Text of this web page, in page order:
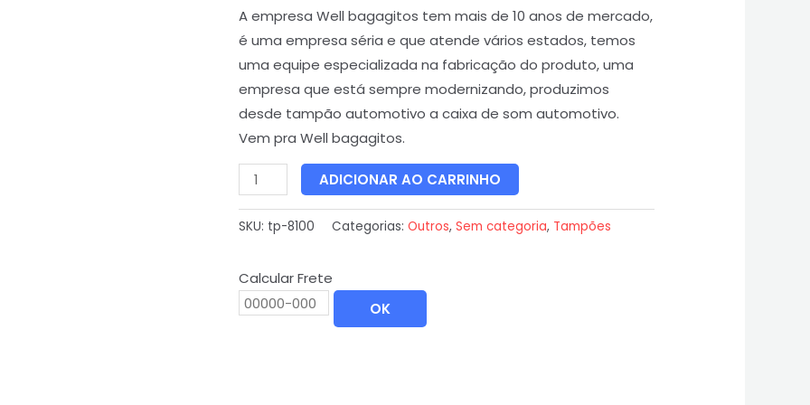
A empresa Well bagagitos tem mais de 10 anos de mercado,
é uma empresa séria e que atende vários estados, temos
uma equipe especializada na fabricação do produto, uma
empresa que está sempre modernizando, produzimos
desde tampão automotivo a caixa de som automotivo.
Vem pra Well bagagitos.
ADICIONAR AO CARRINHO
SKU: tp-8100 Categorias: Outros, Sem categoria, Tampões
Calcular Frete
OK